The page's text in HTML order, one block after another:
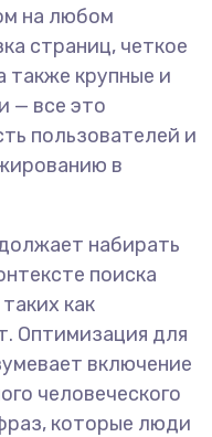
на любом
страниц, четкое
также крупные и
— все это
пользователей и
в
набирать
поиска
как
Оптимизация для
включение
человеческого
которые люди